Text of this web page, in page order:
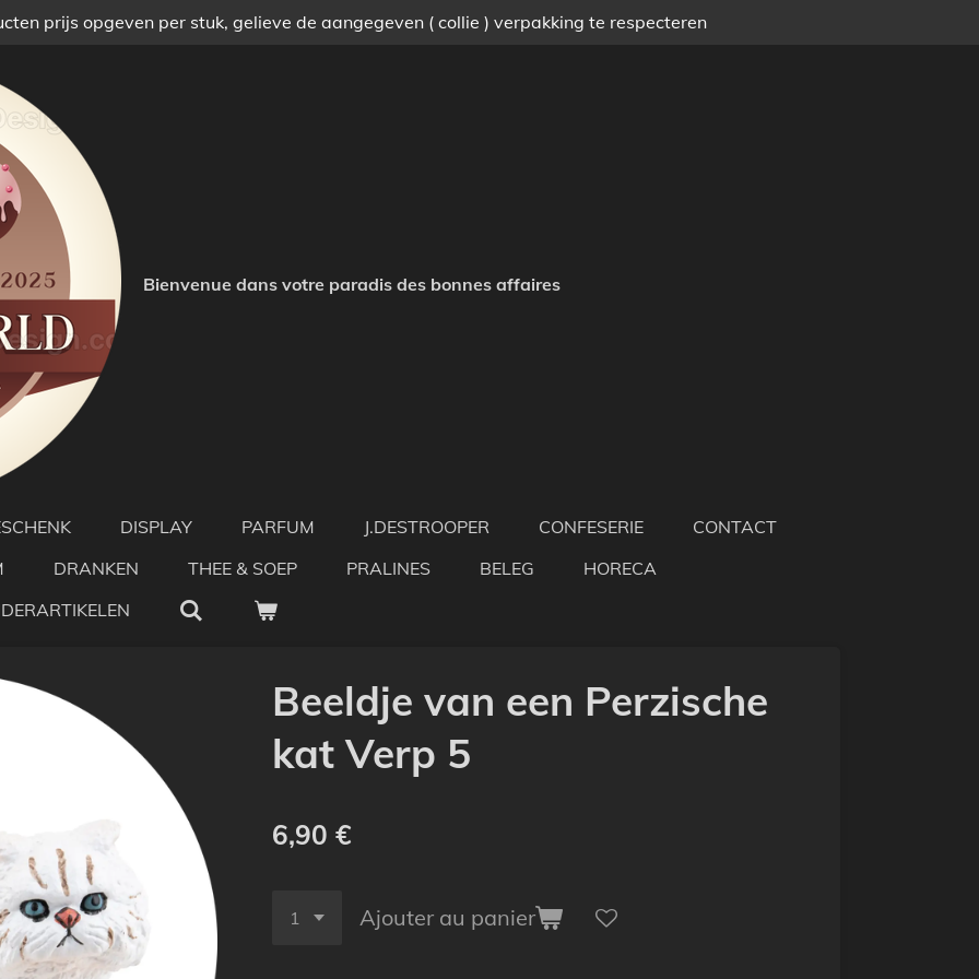
prijs opgeven per stuk, gelieve de aangegeven ( collie ) verpakking te respecteren
Bienvenue dans votre paradis des bonnes affaires
DISPLAY PARFUM J.DESTROOPER CONFESERIE
CONTACT
DRANKEN THEE & SOEP PRALINES BELEG
HORECA
Beeldje van een Perzische
kat Verp 5
6,90 €
Ajouter au panier